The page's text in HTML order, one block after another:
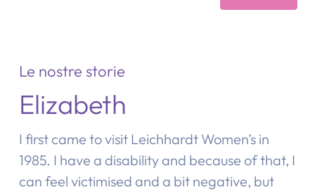
Le nostre storie
Elizabeth
I first came to visit Leichhardt Women’s in
1985. I have a disability and because of that, I
can feel victimised and a bit negative, but